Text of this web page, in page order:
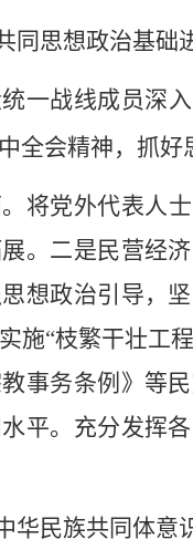
同思想政治基础
一战线成员深
全会精神，抓好
将党外代表人
。 二是民营经
想政治引导，
施“枝繁干壮工程
事务条例》等
平。充分发挥
华民族共同体意